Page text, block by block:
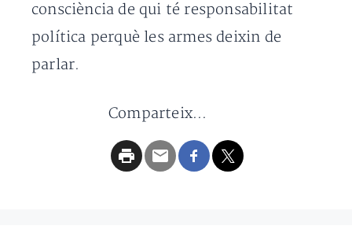
consciència de qui té responsabilitat
política perquè les armes deixin de
parlar.
Comparteix...